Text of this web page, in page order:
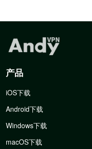
产品
iOS下载
Android下载
Windows下载
macOS下载